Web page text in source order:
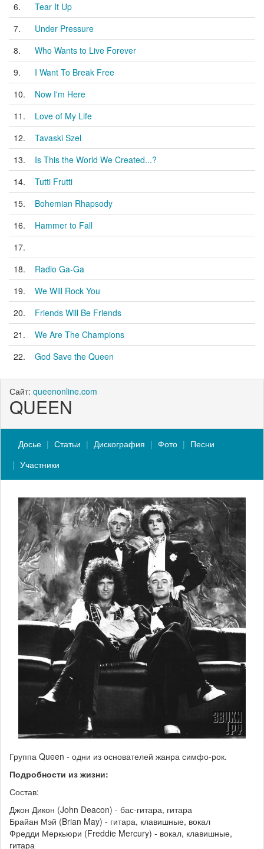
6.
Tear It Up
7.
Under Pressure
8.
Who Wants to Live Forever
9.
I Want To Break Free
10.
Now I'm Here
11.
Love of My Life
12.
Tavaski Szel
13.
Is This the World We Created...?
14.
Tutti Frutti
15.
Bohemian Rhapsody
16.
Hammer to Fall
17.
18.
Radio Ga-Ga
19.
We Will Rock You
20.
Friends Will Be Friends
21.
We Are The Champions
22.
God Save the Queen
Сайт: queenonline.com
QUEEN
Досье Статьи Дискография Фото
Песни
Участники
Группа Queen - одни из основателей жанра симфо-рок.
Подробности из жизни:
Состав:
Джон Дикон (John Deacon) - бас-гитара, гитара
Брайан Мэй (Brian May) - гитара, клавишные, вокал
Фредди Меркьюри (Freddie Mercury) - вокал, клавишные,
гитара